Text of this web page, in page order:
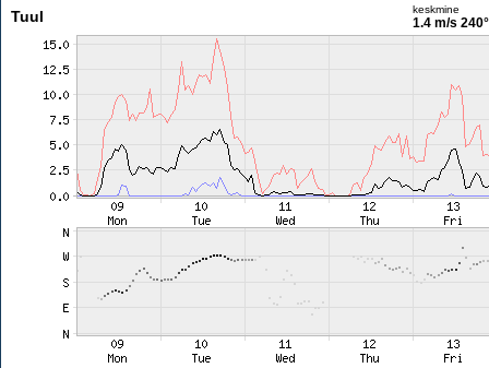
Tuul keskmine
1.4 m/s 240°